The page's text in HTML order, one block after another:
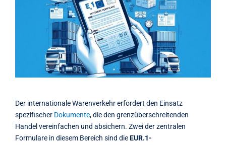
Der internationale Warenverkehr erfordert den Einsatz
spezifischer Dokumente, die den grenzüberschreitenden
Handel vereinfachen und absichern. Zwei der zentralen
Formulare in diesem Bereich sind dieEUR.1-